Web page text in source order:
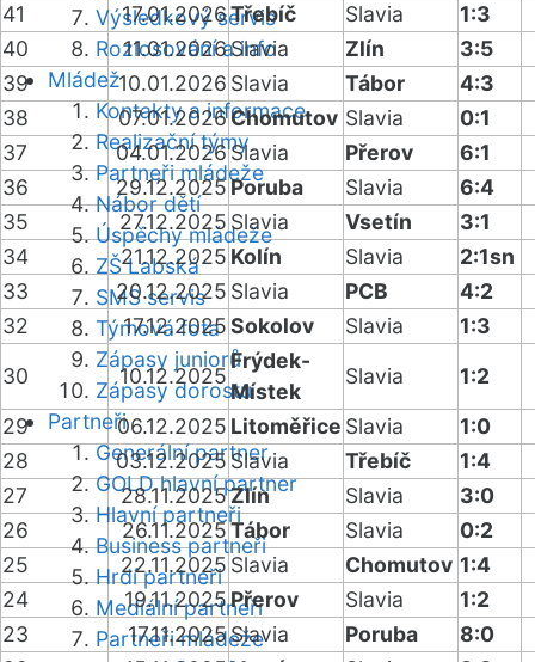
Výsledkový servis
Rozlosování a info
Mládež
Kontakty a informace
Realizační týmy
Partneři mládeže
Nábor dětí
Úspěchy mládeže
ZŠ Labská
SMS servis
Týmová fota
Zápasy juniorů
Zápasy dorostu
Partneři
Generální partner
GOLD hlavní partner
Hlavní partneři
Business partneři
Hrdí partneři
Mediální partneři
Partneři mládeže
41
17.01.2026Třebíč Slavia
1:3
40
11.01.2026Slavia Zlín
3:5
39
10.01.2026 Slavia Tábor
4:3
38
07.01.2026Chomutov Slavia
0:1
37
04.01.2026 Slavia Přerov
6:1
36
29.12.2025Poruba Slavia
6:4
35
27.12.2025 Slavia Vsetín
3:1
34
21.12.2025 Kolín Slavia
2:1sn
33
20.12.2025 Slavia PCB
4:2
32
17.12.2025Sokolov Slavia
1:3
30
10.12.2025
Frýdek-
Místek
Slavia
1:2
29
06.12.2025 Litoměřice Slavia
1:0
28
03.12.2025 Slavia Třebíč
1:4
27
28.11.2025Zlín Slavia
3:0
26
26.11.2025Tábor Slavia
0:2
25
22.11.2025 Slavia Chomutov 1:4
24
19.11.2025Přerov Slavia
1:2
23
17.11.2025Slavia Poruba
8:0